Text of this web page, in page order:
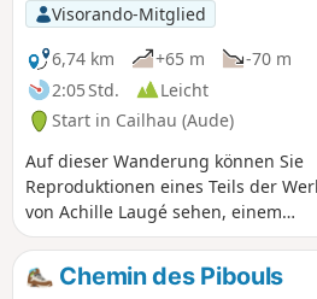
Visorando-Mitglied
6,74 km
+65 m
-70 m
2:05 Std.
Leicht
Start in Cailhau (Aude)
Auf dieser Wanderung können Sie
Reproduktionen eines Teils der
von Achille Laugé sehen, einem
pointillistischen Maler, der 1944
seiner Rückkehr in die Aude
ist und zahlreiche Landschaften
Chemin des Pibouls